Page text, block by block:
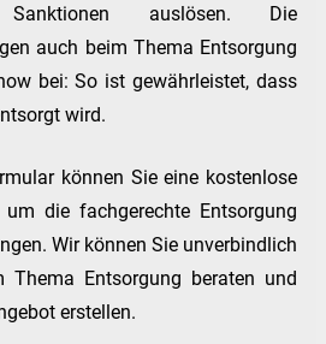
auslösen. Die
auch beim Thema Entsorgung
bei: So ist gewährleistet, dass
wird.
können Sie eine kostenlose
die fachgerechte Entsorgung
Wir können Sie unverbindlich
Thema Entsorgung beraten und
erstellen.